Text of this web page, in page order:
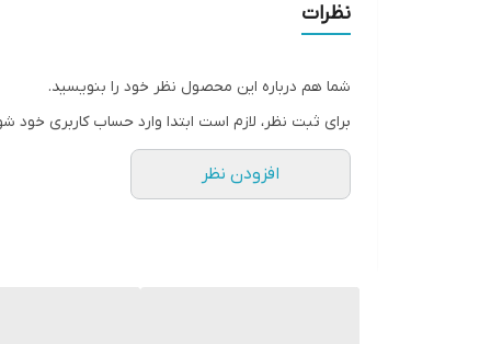
نظرات
شما هم درباره این محصول نظر خود را بنویسید.
برای ثبت نظر، لازم است ابتدا وارد حساب کاربری خود
افزودن نظر